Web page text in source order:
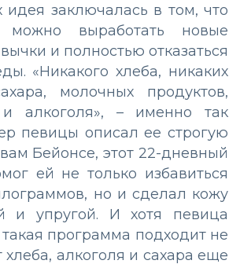
идея заключалась в том, что
выработать новые
и полностью отказаться
«Никакого хлеба, никаких
молочных продуктов,
алкоголя», – именно так
певицы описал ее строгую
Бейонсе, этот 22-дневный
ей не только избавиться
но и сделал кожу
и упругой. И хотя певица
такая программа подходит не
хлеба, алкоголя и сахара еще